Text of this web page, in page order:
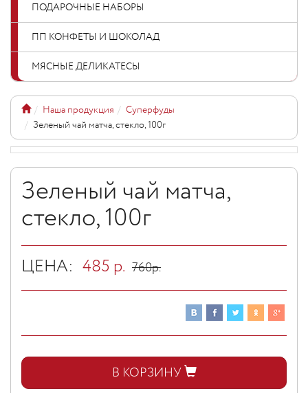
ПОДАРОЧНЫЕ НАБОРЫ
ПП КОНФЕТЫ И ШОКОЛАД
МЯСНЫЕ ДЕЛИКАТЕСЫ
Наша продукция
Суперфуды
Зеленый чай матча, стекло, 100г
Зеленый чай матча,
стекло, 100г
ЦЕНА: 485 р. 760р.
В КОРЗИНУ